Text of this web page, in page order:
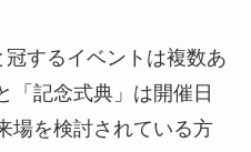
冠するイベントは複数あ
「記念式典」は開催日
場を検討されている方